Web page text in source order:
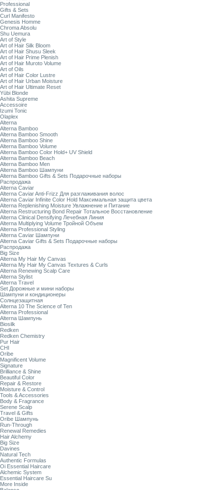
Professional
Gifts & Sets
Curl Manifesto
Genesis Homme
Chroma Absolu
Shu Uemura
Art of Style
Art of Hair Silk Bloom
Art of Hair Shusu Sleek
Art of Hair Prime Plenish
Art of Hair Muroto Volume
Art of Oils
Art of Hair Color Lustre
Art of Hair Urban Moisture
Art of Hair Ultimate Reset
Yūbi Blonde
Ashita Supreme
Accessoire
Izumi Tonic
Olaplex
Alterna
Alterna Bamboo
Alterna Bamboo Smooth
Alterna Bamboo Shine
Alterna Bamboo Volume
Alterna Bamboo Color Hold+ UV Shield
Alterna Bamboo Beach
Alterna Bamboo Men
Alterna Bamboo Шампуни
Alterna Bamboo Gifts & Sets Подарочные наборы
Распродажа
Alterna Caviar
Alterna Caviar Anti-Frizz Для разглаживания волос
Alterna Caviar Infinite Color Hold Максимальная защита цвета
Alterna Replenishing Moisture Увлажнение и Питание
Alterna Restructuring Bond Repair Тотальное Восстановление
Alterna Clinical Densifying Лечебная Линия
Alterna Multiplying Volume Тройной Объем
Alterna Professional Styling
Alterna Caviar Шампуни
Alterna Caviar Gifts & Sets Подарочные наборы
Распродажа
Big Size
Alterna My Hair My Canvas
Alterna My Hair My Canvas Textures & Curls
Alterna Renewing Scalp Care
Alterna Stylist
Alterna Travel
Set Дорожные и мини наборы
Шампуни и кондиционеры
Солнцезащитная
Alterna 10 The Science of Ten
Alterna Professional
Alterna Шампунь
Biosilk
Redken
Redken Chemistry
Pur Hair
CHI
Oribe
Magnificent Volume
Signature
Brilliance & Shine
Beautiful Color
Repair & Restore
Moisture & Control
Tools & Accessories
Body & Fragrance
Serene Scalp
Travel & Gifts
Oribe Шампунь
Run-Through
Renewal Remedies
Hair Alchemy
Big Size
Davines
Natural Tech
Authentic Formulas
Oi Essential Haircare
Alchemic System
Essential Haircare Su
More Inside